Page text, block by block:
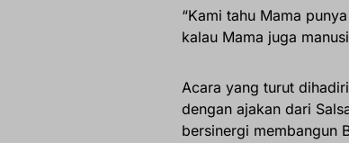
“Kami tahu Mama
kalau Mama juga
Acara yang turut
dengan ajakan dari
bersinergi membangun